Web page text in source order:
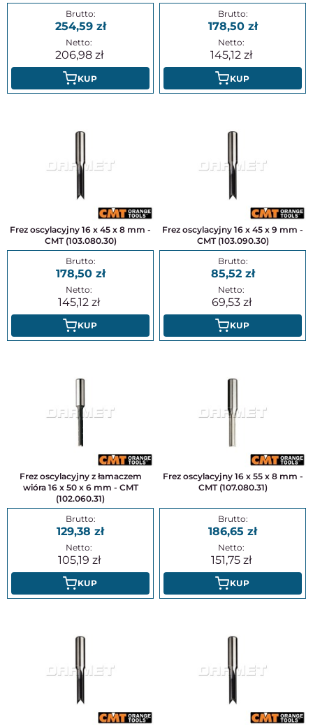
254,59
206,98
KUP
178,50
145,12
KUP
Frez oscylacyjny 16 x 45 x 8 mm -
CMT (103.080.30)
178,50
145,12
KUP
Frez oscylacyjny 16 x 45 x 9 mm -
CMT (103.090.30)
85,52
69,53
KUP
Frez oscylacyjny z łamaczem
wióra 16 x 50 x 6 mm - CMT
(102.060.31)
129,38
105,19
KUP
Frez oscylacyjny 16 x 55 x 8 mm -
CMT (107.080.31)
186,65
151,75
KUP